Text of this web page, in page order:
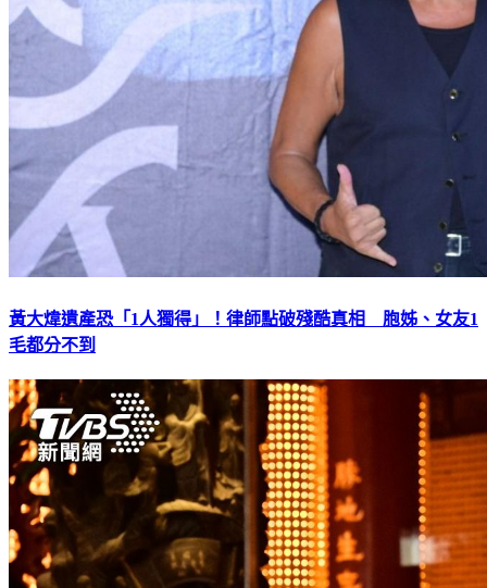
黃大煒遺產恐「1人獨得」！律師點破殘酷真相 胞姊、女友1
毛都分不到